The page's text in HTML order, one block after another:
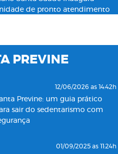
de pronto atendimento
19/11/2022 as 09:53h
Santa Saúde inaugura
Santa Saúde inaugurará
PREVINE
12/06/2026 as 14:42h
Previne: um guia prático
sair do sedentarismo com
01/09/2025 as 11:24h